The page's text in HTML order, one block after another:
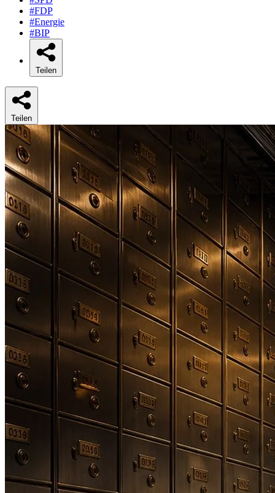
#FDP
#Energie
#BIP
Teilen
Teilen